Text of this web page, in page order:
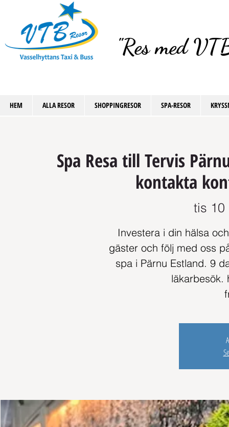
"Res med
HEM ALLA RESOR SHOPPINGRESOR SPA-RESOR
Spa Resa till Tervis
kontakta
tis 10
Investera i din hälsa
gäster och följ med oss
spa i Pärnu Estland. 9
läkarbesök.